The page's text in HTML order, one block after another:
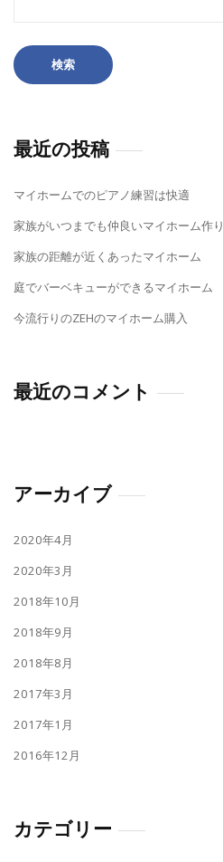
最近の投稿
マイホームでのピアノ練習は快適
家族がいつまでも仲良いマイホーム作り
家族の距離が近くあったマイホーム
庭でバーベキューができるマイホーム
今流行りのZEHのマイホーム購入
最近のコメント
アーカイブ
2020年4月
2020年3月
2018年10月
2018年9月
2018年8月
2017年3月
2017年1月
2016年12月
カテゴリー